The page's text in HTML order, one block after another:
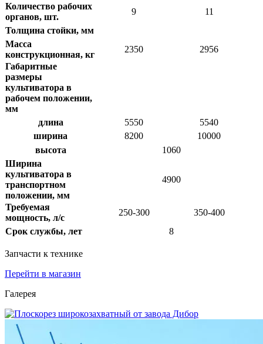
Количество рабочих
органов, шт.
9
11
Толщина стойки, мм
Масса
конструкционная, кг
2350
2956
Габаритные
размеры
культиватора в
рабочем положении,
мм
длина
5550
5540
ширина
8200
10000
высота
1060
Ширина
культиватора в
транспортном
положении, мм
4900
Требуемая
мощность, л/с
250-300
350-400
Срок службы, лет
8
Запчасти к технике
Перейти в магазин
Галерея